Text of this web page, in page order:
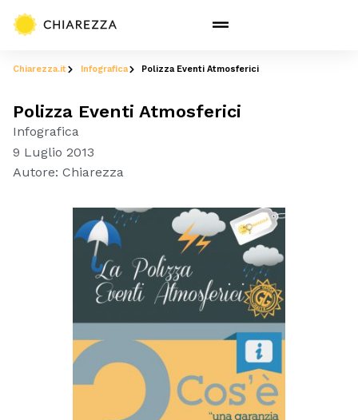
Chiarezza.it Infografica Polizza Eventi Atmosferici
Polizza Eventi Atmosferici
Infografica
9 Luglio 2013
Autore: Chiarezza